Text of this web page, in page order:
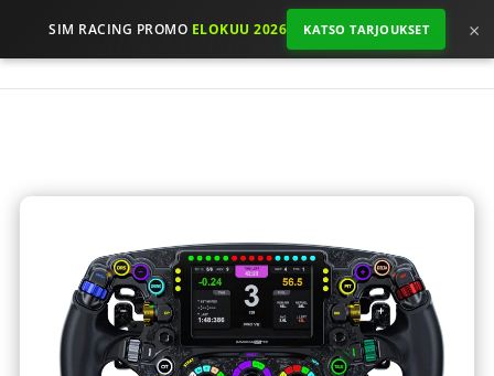
SIM RACING PROMO ELOKUU 2026 KATSO TARJOUKSET ×